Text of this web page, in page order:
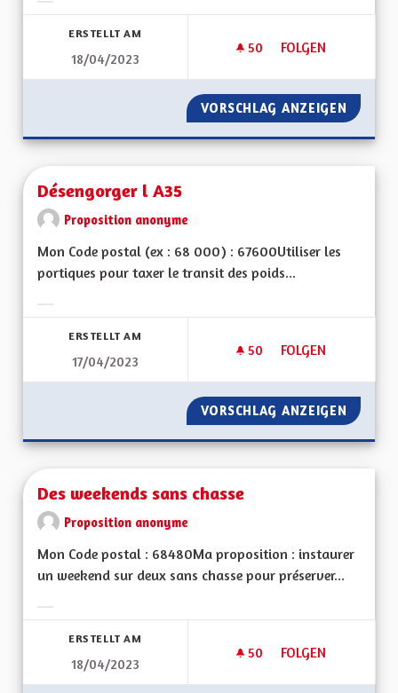
ERSTELLT AM
18/04/2023
50 50 FOLLOWER
FOLGEN
DÉVELOPPER LE
VORSCHLAG ANZEIGEN
Désengorger l A35
Proposition anonyme
Mon Code postal (ex : 68 000) : 67600Utiliser les
portiques pour taxer le transit des poids...
ERSTELLT AM
17/04/2023
50 50 FOLLOWER
FOLGEN
DÉSENGORGER L
VORSCHLAG ANZEIGEN
Des weekends sans chasse
Proposition anonyme
Mon Code postal : 68480Ma proposition : instaurer
un weekend sur deux sans chasse pour préserver...
ERSTELLT AM
18/04/2023
50 50 FOLLOWER
FOLGEN
DES WEEKENDS